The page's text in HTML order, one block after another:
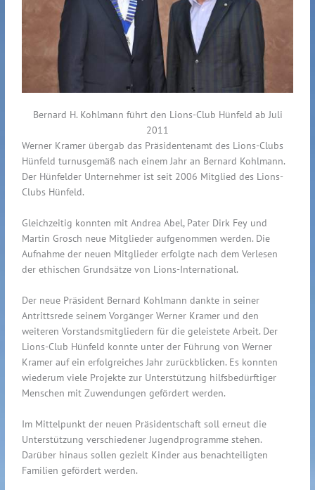
Bernard H. Kohlmann führt den Lions-Club Hünfeld ab Juli
2011
Werner Kramer übergab das Präsidentenamt des Lions-Clubs
Hünfeld turnusgemäß nach einem Jahr an Bernard Kohlmann.
Der Hünfelder Unternehmer ist seit 2006 Mitglied des Lions-
Clubs Hünfeld.
Gleichzeitig konnten mit Andrea Abel, Pater Dirk Fey und
Martin Grosch neue Mitglieder aufgenommen werden. Die
Aufnahme der neuen Mitglieder erfolgte nach dem Verlesen
der ethischen Grundsätze von Lions-International.
Der neue Präsident Bernard Kohlmann dankte in seiner
Antrittsrede seinem Vorgänger Werner Kramer und den
weiteren Vorstandsmitgliedern für die geleistete Arbeit. Der
Lions-Club Hünfeld konnte unter der Führung von Werner
Kramer auf ein erfolgreiches Jahr zurückblicken. Es konnten
wiederum viele Projekte zur Unterstützung hilfsbedürftiger
Menschen mit Zuwendungen gefördert werden.
Im Mittelpunkt der neuen Präsidentschaft soll erneut die
Unterstützung verschiedener Jugendprogramme stehen.
Darüber hinaus sollen gezielt Kinder aus benachteiligten
Familien gefördert werden.